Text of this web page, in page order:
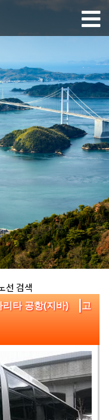
선 검색
리타 공항(지바) |고